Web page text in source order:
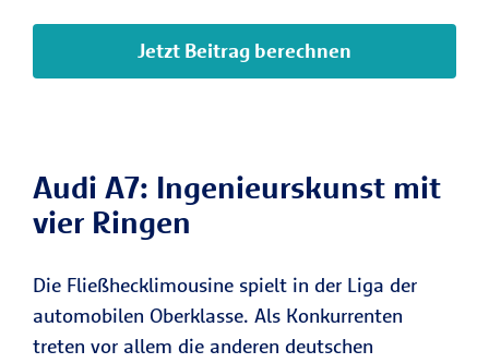
Jetzt Beitrag berechnen
Audi A7: Ingenieurskunst mit
vier Ringen
Die Fließhecklimousine spielt in der Liga der
automobilen Oberklasse. Als Konkurrenten
treten vor allem die anderen deutschen